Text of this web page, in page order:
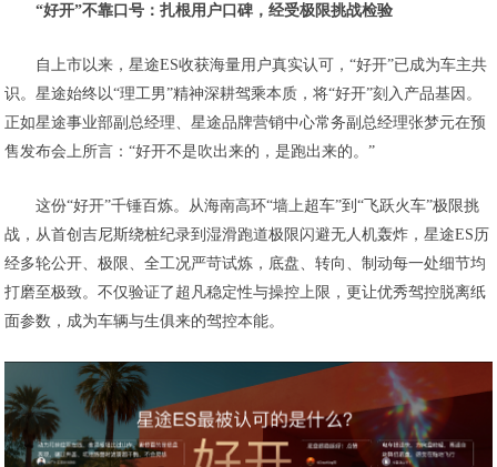
“好开”不靠口号：扎根用户口碑，经受极限挑战检验
自上市以来，星途ES收获海量用户真实认可，“好开”已成为车主共
识。星途始终以“理工男”精神深耕驾乘本质，将“好开”刻入产品基因。
正如星途事业部副总经理、星途品牌营销中心常务副总经理张梦元在预
售发布会上所言：“好开不是吹出来的，是跑出来的。”
这份“好开”千锤百炼。从海南高环“墙上超车”到“飞跃火车”极限挑
战，从首创吉尼斯绕桩纪录到湿滑跑道极限闪避无人机轰炸，星途ES历
经多轮公开、极限、全工况严苛试炼，底盘、转向、制动每一处细节均
打磨至极致。不仅验证了超凡稳定性与操控上限，更让优秀驾控脱离纸
面参数，成为车辆与生俱来的驾控本能。